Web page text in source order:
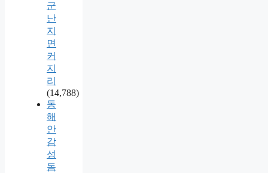
군
난
지
면
커
지
리
(14,788)
동
해
안
감
성
돔